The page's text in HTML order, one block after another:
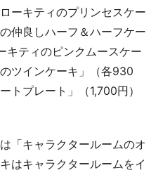
ーキティのプリンセスケー
仲良しハーフ＆ハーフケー
キティのピンクムースケー
ツインケーキ」（各930
トプレート」（1,700円）
「キャラクタールームのオ
はキャラクタールームをイ